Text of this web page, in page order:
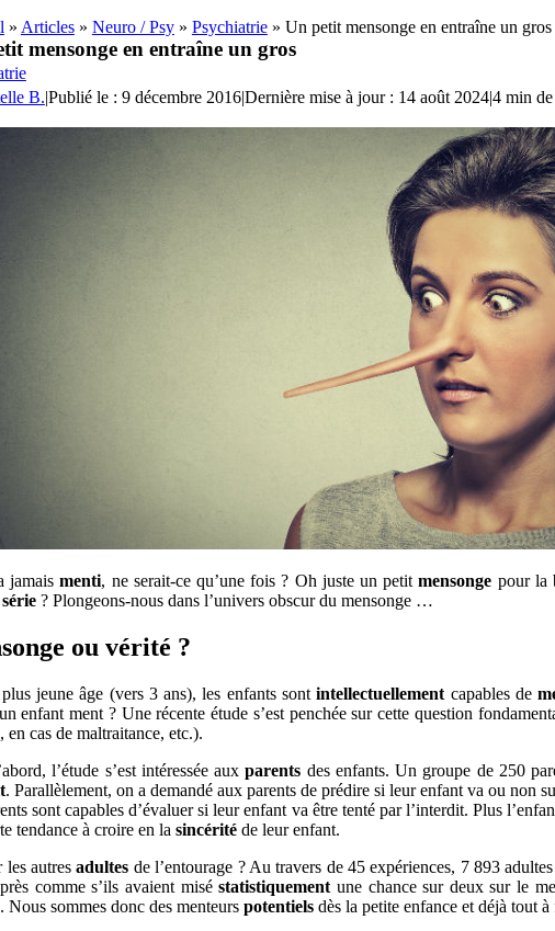
» Articles» Neuro / Psy» Psychiatrie» Un petit mensonge en entraîne un gros
mensonge en entraîne un gros
B.|Publié le : 9 décembre 2016|Dernière mise à jour : 14 août 2024|4 min
jamaismenti, ne serait-ce qu’une fois ? Oh juste un petitmensonge pour la
série? Plongeons-nous dans l’univers obscur du mensonge …
ou vérité ?
jeune âge (vers 3 ans), les enfants sontintellectuellement capables de
enfant ment ? Une récente étude s’est penchée sur cette question
en cas de maltraitance, etc.).
l’étude s’est intéressée auxparents des enfants. Un groupe de 250
. Parallèlement, on a demandé aux parents de prédire si leur enfant va ou non
sont capables d’évaluer si leur enfant va être tenté par l’interdit. Plus
tendance à croire en la sincéritéde leur enfant.
les autresadultes de l’entourage ? Au travers de 45 expériences, 7 893
comme s’ils avaient miséstatistiquement une chance sur deux sur le
Nous sommes donc des menteurs potentielsdès la petite enfance et déjà tout